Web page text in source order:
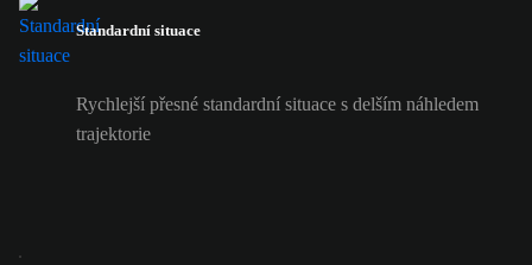
Standardní situace
Rychlejší přesné standardní situace s delším náhledem
trajektorie